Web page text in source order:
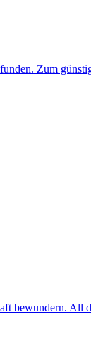
Zum
bewundern. All